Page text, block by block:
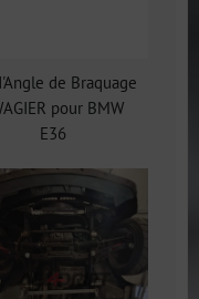
de Braquage
pour BMW
E36